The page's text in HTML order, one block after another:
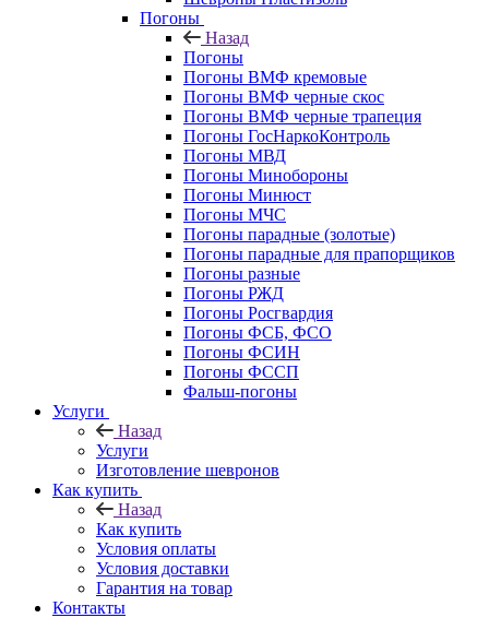
Погоны
Назад
Погоны
Погоны ВМФ кремовые
Погоны ВМФ черные скос
Погоны ВМФ черные трапеция
Погоны ГосНаркоКонтроль
Погоны МВД
Погоны Минобороны
Погоны Минюст
Погоны МЧС
Погоны парадные (золотые)
Погоны парадные для прапорщиков
Погоны разные
Погоны РЖД
Погоны Росгвардия
Погоны ФСБ, ФСО
Погоны ФСИН
Погоны ФССП
Фальш-погоны
Услуги
Назад
Услуги
Изготовление шевронов
Как купить
Назад
Как купить
Условия оплаты
Условия доставки
Гарантия на товар
Контакты